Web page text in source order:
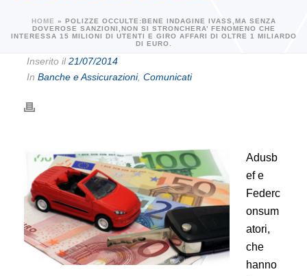
HOME » POLIZZE OCCULTE:BENE INDAGINE IVASS,MA SENZA
DOVEROSE SANZIONI,NON SI STRONCHERA’ FENOMENO CHE
INTERESSA 15 MILIONI DI UTENTI E GIRO AFFARI DI OLTRE 1 MILIARDO
DI EURO.
Inserito il21/07/2014
In Banche e Assicurazioni, Comunicati
Adusb
ef e
Federc
onsum
atori,
che
hanno